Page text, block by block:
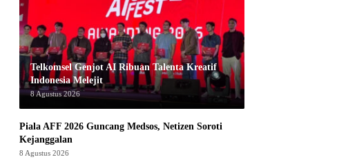
Telkomsel Genjot AI Ribuan Talenta Kreatif
Indonesia Melejit
8 Agustus 2026
Piala AFF 2026 Guncang Medsos, Netizen Soroti
Kejanggalan
8 Agustus 2026